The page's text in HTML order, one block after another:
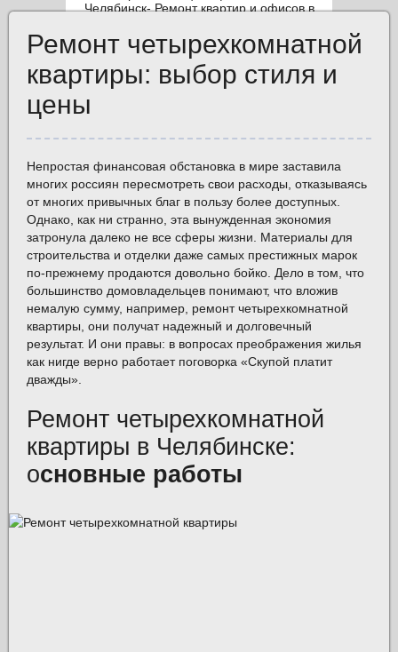
Скидки и акции
Ремонт четырехкомнатной
квартиры: выбор стиля и
цены
Непростая финансовая обстановка в мире заставила
многих россиян пересмотреть свои расходы, отказываясь
от многих привычных благ в пользу более доступных.
Однако, как ни странно, эта вынужденная экономия
затронула далеко не все сферы жизни. Материалы для
строительства и отделки даже самых престижных марок
по-прежнему продаются довольно бойко. Дело в том, что
большинство домовладельцев понимают, что вложив
немалую сумму, например, ремонт четырехкомнатной
квартиры, они получат надежный и долговечный
результат. И они правы: в вопросах преображения жилья
как нигде верно работает поговорка «Скупой платит
дважды».
Ремонт четырехкомнатной
квартиры в Челябинске:
основные работы